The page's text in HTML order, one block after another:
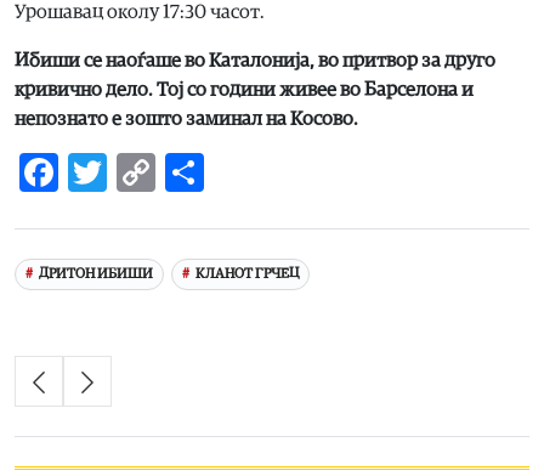
Урошавац околу 17:30 часот.
Ибиши се наоѓаше во Каталонија, во притвор за друго
кривично дело. Тој со години живее во Барселона и
непознато е зошто заминал на Косово.
Facebook
Twitter
Copy
ДРИТОН ИБИШИ КЛАНОТ ГРЧЕЦ